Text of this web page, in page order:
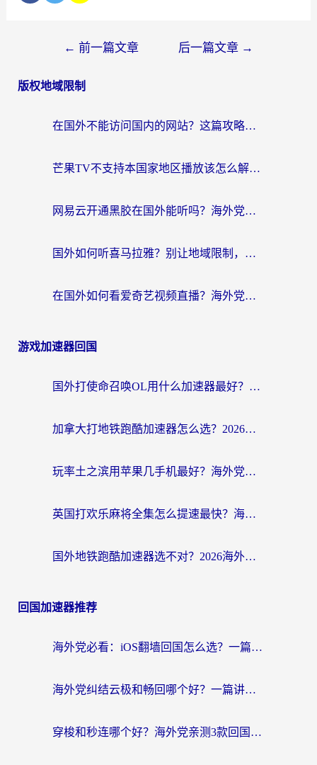
← 前一篇文章 后一篇文章 →
版权地域限制
在国外不能访问国内的网站？这篇攻略帮你无缝连接家乡资源
芒果TV不支持本国家地区播放该怎么解决？海外党追剧看片的终极指南
网易云开通黑胶在国外能听吗？海外党亲测有效的回国听音乐方案
国外如何听喜马拉雅？别让地域限制，断了你的中文声音陪伴
在国外如何看爱奇艺视频直播？海外党亲测有效的回国加速器指南
游戏加速器回国
国外打使命召唤OL用什么加速器最好？海外玩家国服畅玩全攻略（附小众游戏加速技巧）
加拿大打地铁跑酷加速器怎么选？2026海外玩家实测指南（附王国纪元保卫萝卜3加速技巧）
玩率土之滨用苹果几手机最好？海外党必看的国服游戏加速+设备选择指南
英国打欢乐麻将全集怎么提速最快？海外党亲测有效的国服游戏加速指南
国外地铁跑酷加速器选不对？2026海外玩家必看的国服游戏加速全攻略
回国加速器推荐
海外党必看：iOS翻墙回国怎么选？一篇搞定无缝访问国内资源
海外党纠结云极和畅回哪个好？一篇讲透回国加速器怎么选（附避坑指南）
穿梭和秒连哪个好？海外党亲测3款回国加速器，教你在国外正常浏览国内网站